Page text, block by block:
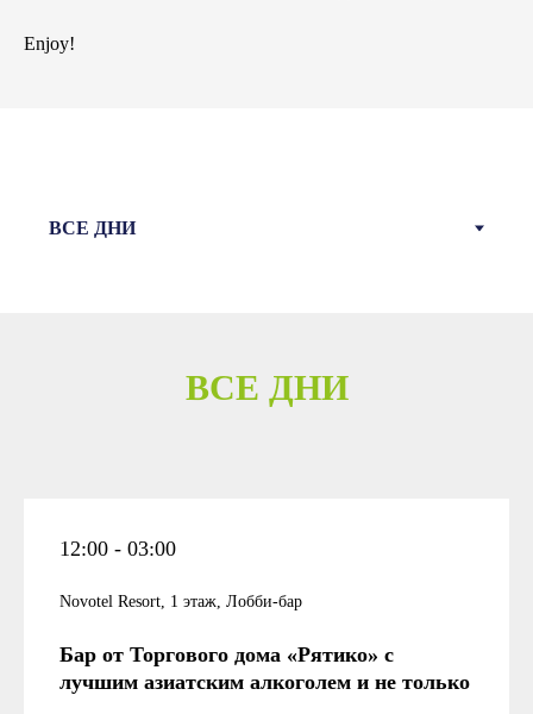
Enjoy!
ВСЕ ДНИ
12:00 - 03:00
Novotel Resort, 1 этаж, Лобби-бар
Бар от Торгового дома «Рятико» с
лучшим азиатским алкоголем и не только